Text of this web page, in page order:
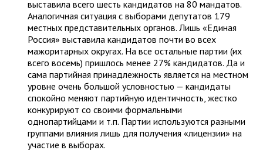
выставила всего шесть кандидатов на 80 мандатов.
Аналогичная ситуация с выборами депутатов 179
местных представительных органов. Лишь «Единая
Россия» выставила кандидатов почти во всех
мажоритарных округах. На все остальные партии (их
всего восемь) пришлось менее 27% кандидатов. Да и
сама партийная принадлежность является на местном
уровне очень большой условностью — кандидаты
спокойно меняют партийную идентичность, жестко
конкурируют со своими формальными
однопартийцами и т.п. Партии используются разными
группами влияния лишь для получения «лицензии» на
участие в выборах.